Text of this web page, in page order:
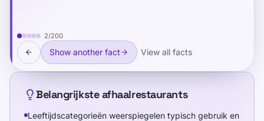
niet vaste vaardigheden.
Bands voor tieners en volwassenen zijn
breed omdat de oefenintensiteit sterk
2/200
Show another fact View all facts
Belangrijkste afhaalrestaurants
Leeftijdscategorieën weerspiegelen typisch gebruik en